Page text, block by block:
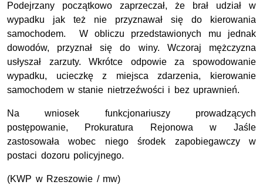
Podejrzany początkowo zaprzeczał, że brał udział w
wypadku jak też nie przyznawał się do kierowania
samochodem. W obliczu przedstawionych mu jednak
dowodów, przyznał się do winy. Wczoraj mężczyzna
usłyszał zarzuty. Wkrótce odpowie za spowodowanie
wypadku, ucieczkę z miejsca zdarzenia, kierowanie
samochodem w stanie nietrzeźwości i bez uprawnień.
Na wniosek funkcjonariuszy prowadzących
postępowanie, Prokuratura Rejonowa w Jaśle
zastosowała wobec niego środek zapobiegawczy w
postaci dozoru policyjnego.
(KWP w Rzeszowie / mw)